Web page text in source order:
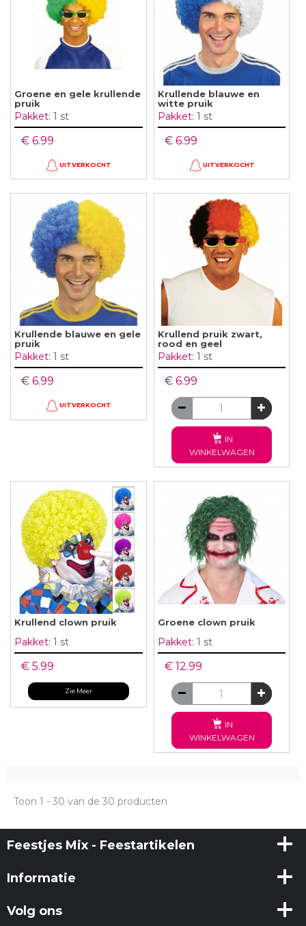
Groene en gele krullende
pruik
Pakket: 1 st
€ 6.99
UITVERKOCHT
Krullende blauwe en
witte pruik
Pakket: 1 st
€ 6.99
UITVERKOCHT
Krullende blauwe en gele
pruik
Pakket: 1 st
€ 6.99
UITVERKOCHT
Krullend pruik zwart,
rood en geel
Pakket: 1 st
€ 6.99
IN
WINKELWAGEN
Krullend clown pruik
Pakket: 1 st
€ 5.99
Zie Meer
Groene clown pruik
Pakket: 1 st
€ 12.99
IN
WINKELWAGEN
Toon 1 - 30 van de 30 producten
Feestjes Mix - Feestartikelen
Informatie
Volg ons